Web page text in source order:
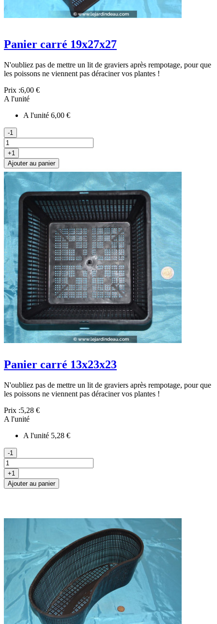
Panier carré 19x27x27
N'oubliez pas de mettre un lit de graviers après rempotage, pour que
les poissons ne viennent pas déraciner vos plantes !
Prix :6,00 €
A l'unité
A l'unité 6,00 €
-1
+1
Ajouter au panier
Panier carré 13x23x23
N'oubliez pas de mettre un lit de graviers après rempotage, pour que
les poissons ne viennent pas déraciner vos plantes !
Prix :5,28 €
A l'unité
A l'unité 5,28 €
-1
+1
Ajouter au panier